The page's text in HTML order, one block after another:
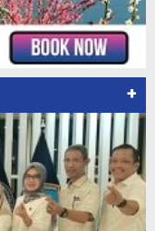
+